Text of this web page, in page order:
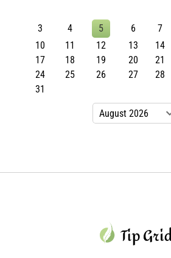
3
4 5 6 7
10
11 12 13 14
17
18 19 20 21
24
25 26 27 28
31